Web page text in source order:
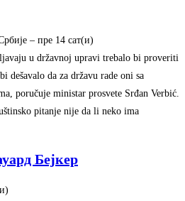
– ‎пре 14 сат(и)‎
u državnoj upravi trebalo bi proveriti
dešavalo da za državu rade oni sa
poručuje ministar prosvete Srđan Verbić.
pitanje nije da li neko ima
Бејкер